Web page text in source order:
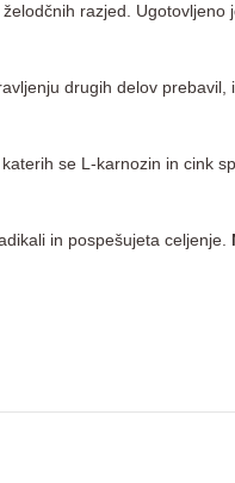
razjed.
drugih delov
se L-karnozin in cink
in pospešujeta celjenje.